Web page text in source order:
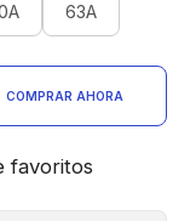
63A
COMPRAR AHORA
favoritos